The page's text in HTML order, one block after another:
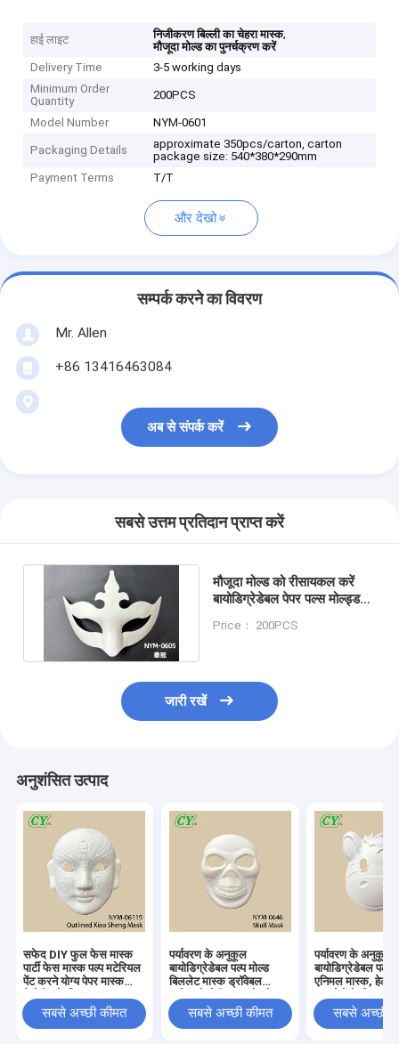
हाई लाइट निजीकरण बिल्ली का चेहरा मास्क,
मौजूदा मोल्ड का पुनर्चक्रण करें
Delivery Time
3-5 working days
Minimum Order
Quantity
200PCS
Model Number NYM-0601
Packaging Details
approximate 350pcs/carton, carton
package size: 540*380*290mm
Payment Terms
T/T
और देखो
सम्पर्क करने का विवरण
Mr. Allen
+86 13416463084
अब से संपर्क करें
सबसे उत्तम प्रतिदान प्राप्त करें
मौजूदा मोल्ड को रीसायकल करें
बायोडिग्रेडेबल पेपर पल्स मोल्ड्ड
पर्सनलाइजेशन
Price： 200PCS
जारी रखें
अनुशंसित उत्पाद
सफेद DIY फुल फेस मास्क
पार्टी फेस मास्क पल्प मटेरियल
पेंट करने योग्य पेपर मास्क
सबसे अच्छी कीमत
पर्यावरण के अनुकूल
बायोडिग्रेडेबल पल्प मोल्ड
बिललेट मास्क ड्रॉवेबल
लिए संसाधित
सबसे अच्छी कीमत
पर्यावरण के अनुकूल
बायोडिग्रेडेबल पल्प
एनिमल मास्क,
ड्रॉएबल और स्प्रे
सबसे अच्छी